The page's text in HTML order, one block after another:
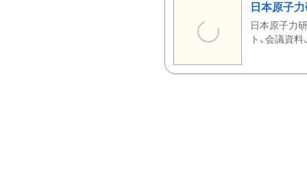
日本原子
日本原子力
ト、会議資